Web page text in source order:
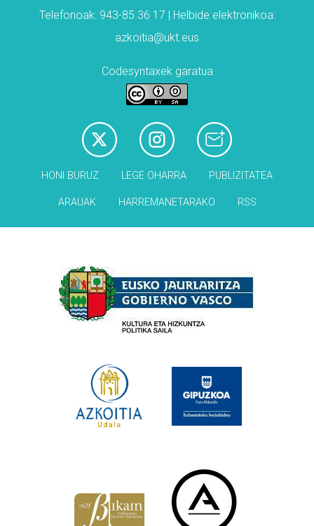
Telefonoak: 943-85 36 17 | Helbide elektronikoa:
azkoitia@ukt.eus
Codesyntaxek garatua
HONI BURUZ LEGE OHARRA PUBLIZITATEA
ARAUAK HARREMANETARAKO RSS